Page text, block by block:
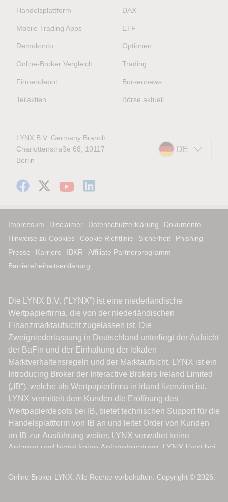
Handelsplattform
Mobile Trading Apps
Demokonto
Online-Broker Vergleich
Firmendepot
Teilaktien
DAX
ETF
Optionen
Trading
Börsennews
Börse aktuell
LYNX B.V. Germany Branch
Charlottenstraße 68, 10117
Berlin
DE
Impressum Disclaimer Datenschutzerklärung
Dokumente
Hinweise zu Cookies
Cookie Richtlinie Sicherheit
Phishing
Presse
Karriere IBKR
Affiliate Partnerprogramm
Barrierefreiheitserklärung
Online Broker LYNX. Alle Rechte vorbehalten. Copyright © 2026.